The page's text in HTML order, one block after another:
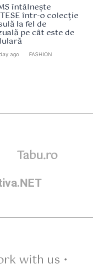
întâlnește
într-o colecție
la fel de
pe cât este de
ago FASHION
Tabu.ro